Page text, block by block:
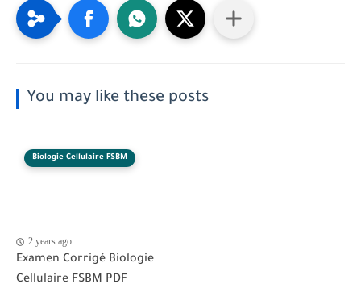
You may like these posts
Biologie Cellulaire FSBM
2 years ago
Examen Corrigé Biologie
Cellulaire FSBM PDF